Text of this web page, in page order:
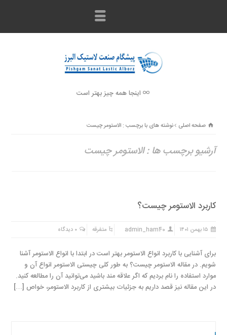
اینجا همه چیز بهتر است
صفحه اصلی نوشته های با برچسب : الاستومر چیست
آرشیو برچسب ها : الاستومر چیست
کاربرد الاستومر چیست؟
۱۵ بهمن ۱۴۰۱ admin_ham40 متفرقه ۰ دیدگاه
برای آشنایی با کاربرد انواع الاستومر بهتر است در ابتدا با انواع الاستومر آشنا
شویم. در مقاله الاستومر چیست؟ به طور کلی چیستی الاستومر انواع آن و
موارد استفاده را نام بردیم که اگر علاقه مند باشید می‌توانید آن را مطالعه کنید.
در این مقاله نیز قصد داریم به جزئیات بیشتری از کاربرد الاستومر، خواص […]